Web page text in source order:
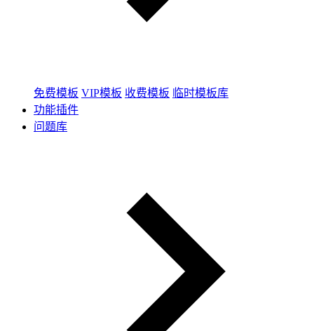
免费模板 VIP模板 收费模板 临时模板库
功能插件
问题库